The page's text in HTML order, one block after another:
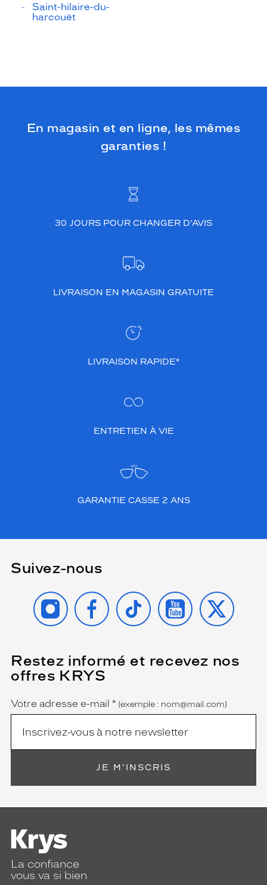
Saint-hilaire-du-
harcouët
En magasin et en ligne, les mêmes
garanties !
30 JOURS POUR CHANGER D’AVIS
LIVRAISON EN MAGASIN GRATUITE
LIVRAISON RAPIDE*
ENTRETIEN À VIE
GARANTIE CASSE 2 ANS
Suivez-nous
INSTAGRAMFACEBOOK
TIKTOK YOUTUBE
X
Restez informé et recevez nos
offres KRYS
Name
Votre adresse e-mail *
(Ce
champ
est
obligatoire)
(exemple : nom@mail.com)
JE M'INSCRIS
La confiance
vous va si bien